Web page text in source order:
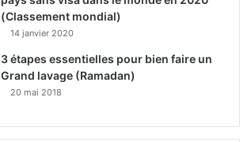
(Classement mondial)
14 janvier 2020
3 étapes essentielles pour bien faire un
Grand lavage (Ramadan)
20 mai 2018